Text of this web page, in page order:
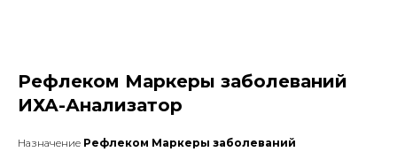
Рефлеком Маркеры заболеваний
ИХА-Анализатор
Назначение Рефлеком Маркеры заболеваний